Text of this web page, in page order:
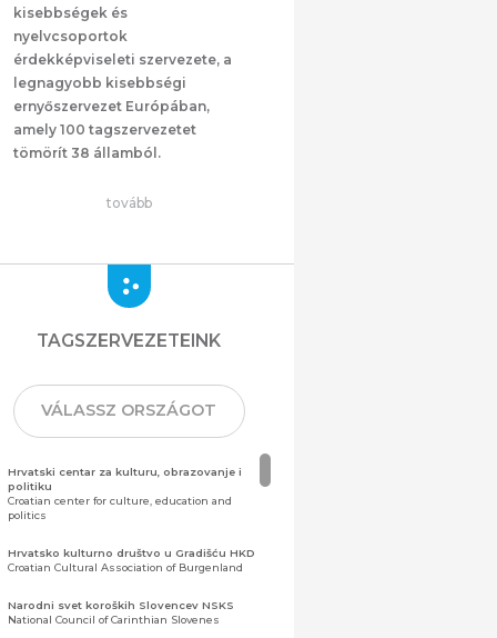
kisebbségek és
nyelvcsoportok
érdekképviseleti szervezete, a
legnagyobb kisebbségi
ernyőszervezet Európában,
amely 100 tagszervezetet
tömörít 38 államból.
tovább
TAGSZERVEZETEINK
VÁLASSZ ORSZÁGOT
Hrvatski centar za kulturu, obrazovanje i
politiku
Croatian center for culture, education and
politics
Hrvatsko kulturno društvo u Gradišću HKD
Croatian Cultural Association of Burgenland
Narodni svet koroških Slovencev NSKS
National Council of Carinthian Slovenes